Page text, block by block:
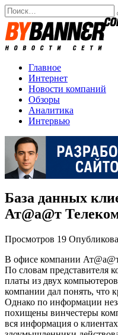
Перейти
к
содержанию
Search
for:
Главное
Интернет
Новости компаний
Обзоры
Аналитика
Интервью
База данных
Ат@а@т
Просмотров 19
В офисе компании
По словам представителя
платы из двух
компании дал понять, что
Однако по информации
похищены винчестеры
вся информация о